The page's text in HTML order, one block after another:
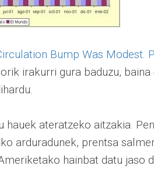
Bump Was Modest.
irakurri gura baduzu,
hauek ateratzeko aitzakia.
arduradunek, prentsa
hainbat datu jaso